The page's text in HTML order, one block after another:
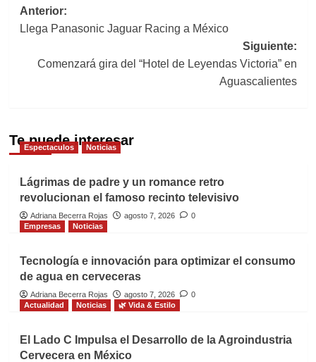
Navegación
de
entradas
Anterior:
Llega Panasonic Jaguar Racing a México
Siguiente:
Comenzará gira del “Hotel de Leyendas Victoria” en
Aguascalientes
Te puede interesar
Espectaculos Noticias
Lágrimas de padre y un romance retro
revolucionan el famoso recinto televisivo
Adriana Becerra Rojas agosto 7, 2026
0
Empresas
Noticias
Tecnología e innovación para optimizar el consumo
de agua en cerveceras
Adriana Becerra Rojas agosto 7, 2026
0
Actualidad
Noticias 🌿 Vida & Estilo
El Lado C Impulsa el Desarrollo de la Agroindustria
Cervecera en México